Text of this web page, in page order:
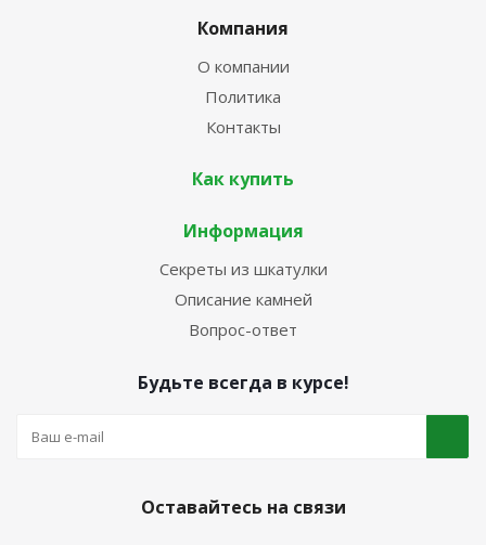
Компания
О компании
Политика
Контакты
Как купить
Информация
Секреты из шкатулки
Описание камней
Вопрос-ответ
Будьте всегда в курсе!
Оставайтесь на связи